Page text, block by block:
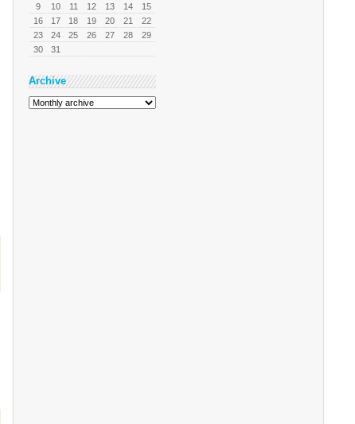
9
10 11 12 13 14
15
16
17 18 19 20 21
22
23
24 25 26 27 28
29
30
31
Archive